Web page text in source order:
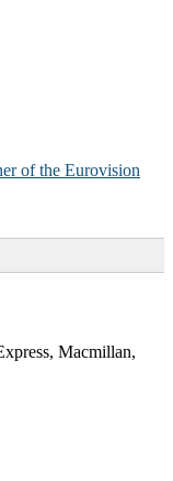
of the Eurovision
Macmillan,